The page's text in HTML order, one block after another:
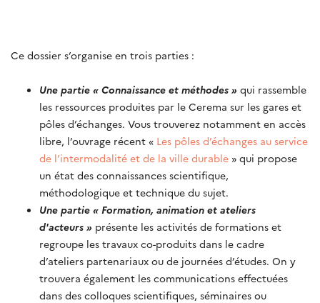
Ce dossier s’organise en trois parties :
Une partie « Connaissance et méthodes » qui rassemble
les ressources produites par le Cerema sur les gares et
pôles d’échanges. Vous trouverez notamment en accès
libre, l’ouvrage récent « Les pôles d’échanges au service
de l’intermodalité et de la ville durable » qui propose
un état des connaissances scientifique,
méthodologique et technique du sujet.
Une partie « Formation, animation et ateliers
d'acteurs » présente les activités de formations et
regroupe les travaux co-produits dans le cadre
d’ateliers partenariaux ou de journées d’études. On y
trouvera également les communications effectuées
dans des colloques scientifiques, séminaires ou